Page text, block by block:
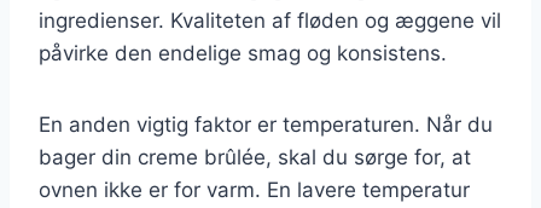
ingredienser. Kvaliteten af fløden og æggene vil
påvirke den endelige smag og konsistens.
En anden vigtig faktor er temperaturen. Når du
bager din creme brûlée, skal du sørge for, at
ovnen ikke er for varm. En lavere temperatur